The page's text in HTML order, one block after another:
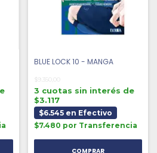
BLUE LOCK 10 - MANGA
$9.350,00
3 cuotas sin interés de
$3.117
$6.545 en Efectivo
$7.480 por Transferencia